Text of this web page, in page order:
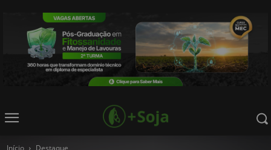
Início Destaque